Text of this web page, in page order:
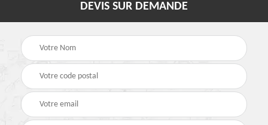
DEVIS SUR DEMANDE